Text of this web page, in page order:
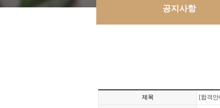
공지사항
제목 [합격안